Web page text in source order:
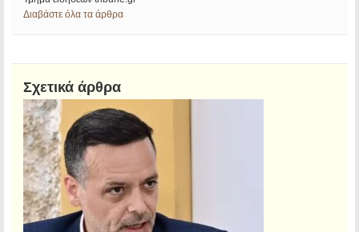
Διαβάστε όλα τα άρθρα
Σχετικά άρθρα